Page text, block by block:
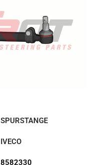
SPURSTANGE
IVECO
8582330